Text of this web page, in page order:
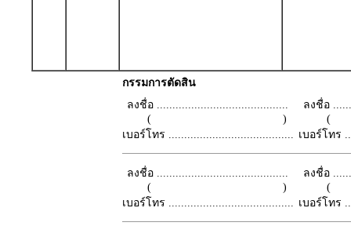
กรรมการตัดสิน
ลงชื่อ ..........................................
( )
เบอร์โทร ........................................
ลงชื่อ
เบอร์โทร
ลงชื่อ ..........................................
( )
เบอร์โทร ........................................
ลงชื่อ
เบอร์โทร